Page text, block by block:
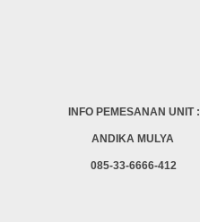
INFO PEMESANAN UNIT :
ANDIKA MULYA
085-33-6666-412